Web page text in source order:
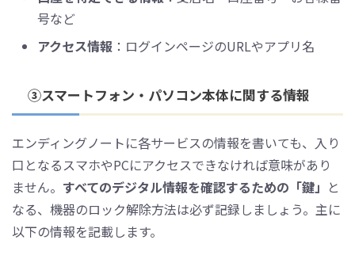
号など
アクセス情報 ：ログインページのURLやアプリ名
③スマートフォン・パソコン本体に関する情報
エンディングノートに各サービスの情報を書いても、入り
口となるスマホやPCにアクセスできなければ意味があり
ません。 すべてのデジタル情報を確認するための「鍵」 と
なる、機器のロック解除方法は必ず記録しましょう。主に
以下の情報を記載します。